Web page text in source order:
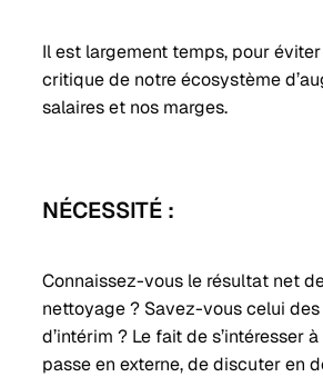
Il est largement temps, pour
critique de notre écosystème
salaires et nos marges.
NÉCESSITÉ :
Connaissez-vous le résultat net
nettoyage ? Savez-vous celui
d’intérim ? Le fait de s’intéresser
passe en externe, de discuter en